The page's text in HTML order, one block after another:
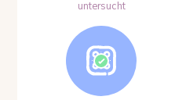
untersucht